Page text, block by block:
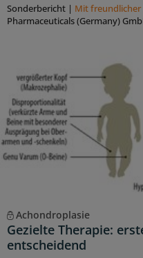
Sonderbericht | Mit
Pharmaceuticals (Germany)
Achondroplasie
Gezielte Therapie:
entscheidend